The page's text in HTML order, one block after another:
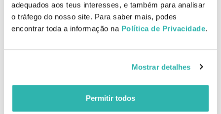
adequados aos teus interesses, e também para analisar
o tráfego do nosso site. Para saber mais, podes
encontrar toda a informação na Política de Privacidade.
Mostrar detalhes
Permitir todos
Como aplicar
Aplicar uma pequena quantidade sobre a pele previamente
molhada e massajar suavemente. Enxaguar.
Ingredientes